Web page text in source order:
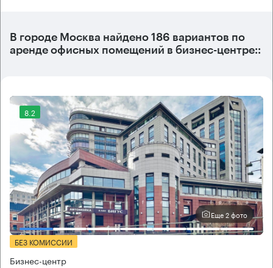
В городе Москва найдено 186 вариантов по
аренде офисных помещений в бизнес-центре::
8.2
Еще 2 фото
БЕЗ КОМИССИИ
Бизнес-центр